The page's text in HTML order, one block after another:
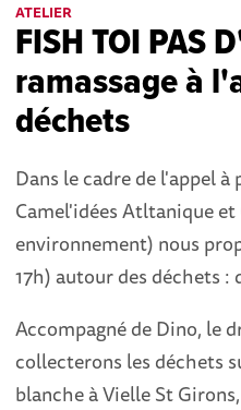
ATELIER
FISH TOI PAS
ramassage à
déchets
Dans le cadre de l'appel à
Camel'idées Atltanique
environnement) nous
17h) autour des déchets :
Accompagné de Dino, le
collecterons les déchets
blanche à Vielle St